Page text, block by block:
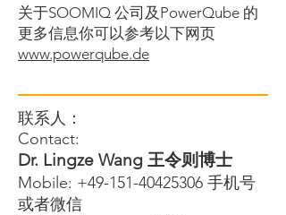
关于SOOMIQ 公司及PowerQube 的
更多信息你可以参考以下网页
www.powerqube.de
联系人：
Contact:
Dr. Lingze Wang 王令则博士
Mobile: +49-151-40425306 手机号
或者微信